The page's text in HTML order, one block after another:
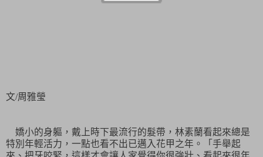
文/周雅瑩
嬌小的身軀，戴上時下最流行的髮帶，林素蘭看起來總是
特別年輕活力，一點也看不出已邁入花甲之年。「手舉起